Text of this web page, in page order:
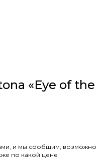
«Eye of the
и мы сообщим, возможно
по какой цене